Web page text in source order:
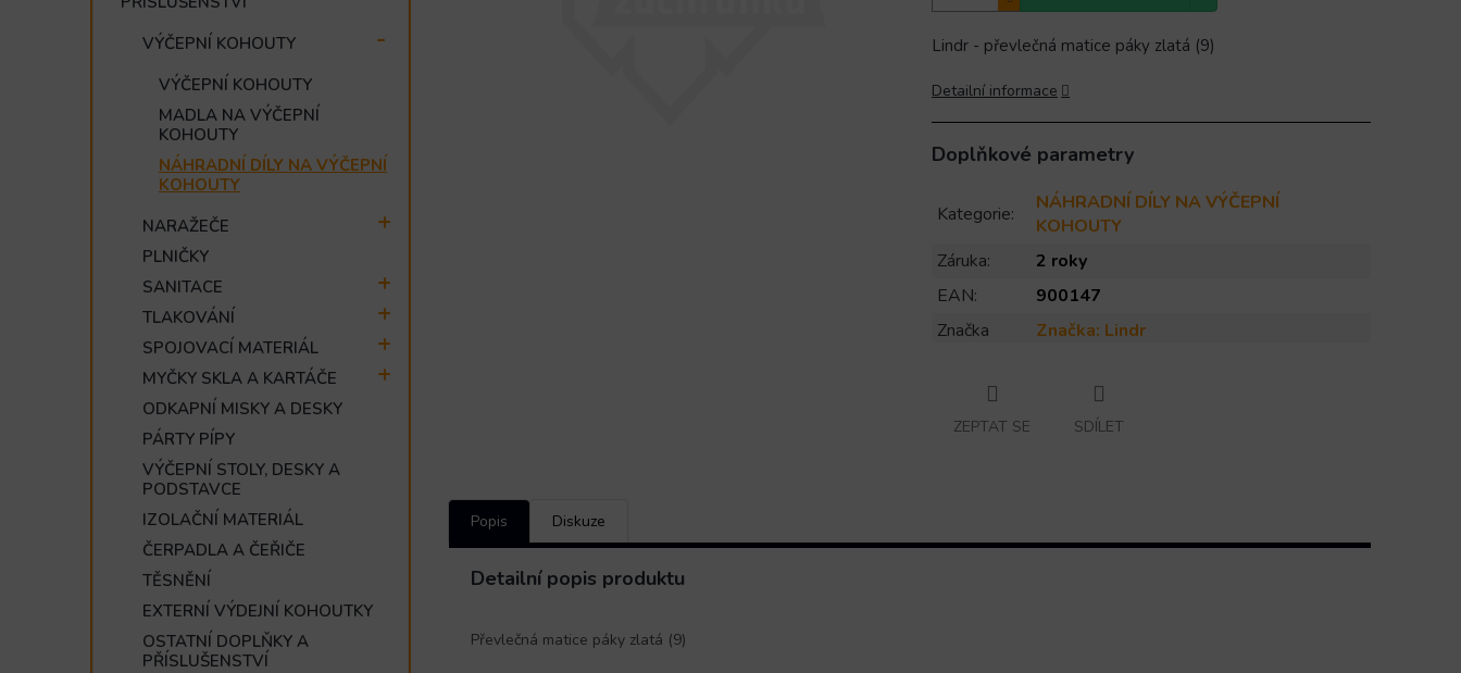
VÝČEPNÍ KOHOUTY
VÝČEPNÍ KOHOUTY
MADLA NA VÝČEPNÍ
KOHOUTY
NÁHRADNÍ DÍLY NA VÝČEPNÍ
KOHOUTY
NARAŽEČE
PLNIČKY
SANITACE
TLAKOVÁNÍ
SPOJOVACÍ MATERIÁL
MYČKY SKLA A KARTÁČE
ODKAPNÍ MISKY A DESKY
PÁRTY PÍPY
VÝČEPNÍ STOLY, DESKY A
PODSTAVCE
IZOLAČNÍ MATERIÁL
ČERPADLA A ČEŘIČE
TĚSNĚNÍ
EXTERNÍ VÝDEJNÍ KOHOUTKY
OSTATNÍ DOPLŇKY A
PŘÍSLUŠENSTVÍ
Lindr - převlečná matice páky zlatá (9)
Detailní informace
Doplňkové parametry
Kategorie:
NÁHRADNÍ DÍLY NA VÝČEPNÍ
KOHOUTY
Záruka:
2 roky
EAN:
900147
Značka
Značka: Lindr
ZEPTAT SE SDÍLET
Popis Diskuze
Detailní popis produktu
Převlečná matice páky zlatá (9)